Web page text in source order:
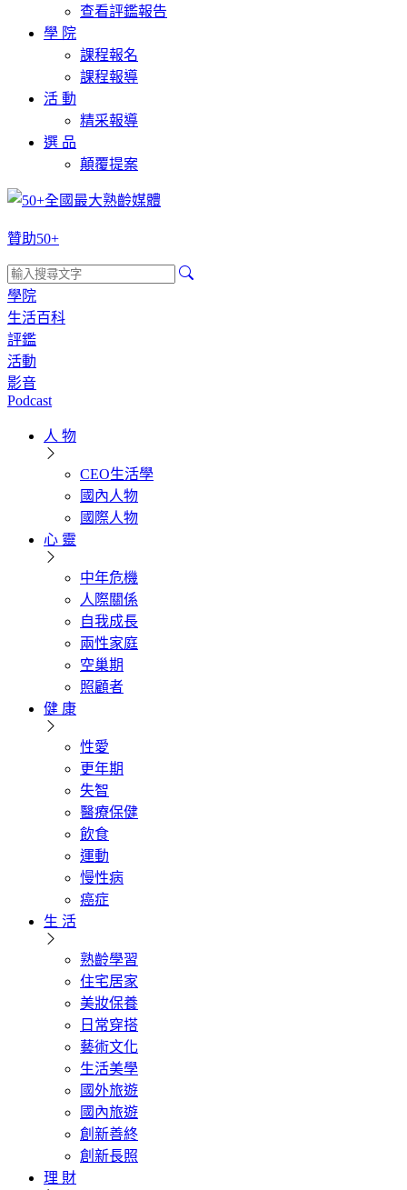
查看評鑑報告
學 院
課程報名
課程報導
活 動
精采報導
選 品
顛覆提案
贊助50+
學院
生活百科
評鑑
活動
影音
Podcast
人 物
CEO生活學
國內人物
國際人物
心 靈
中年危機
人際關係
自我成長
兩性家庭
空巢期
照顧者
健 康
性愛
更年期
失智
醫療保健
飲食
運動
慢性病
癌症
生 活
熟齡學習
住宅居家
美妝保養
日常穿搭
藝術文化
生活美學
國外旅遊
國內旅遊
創新善終
創新長照
理 財